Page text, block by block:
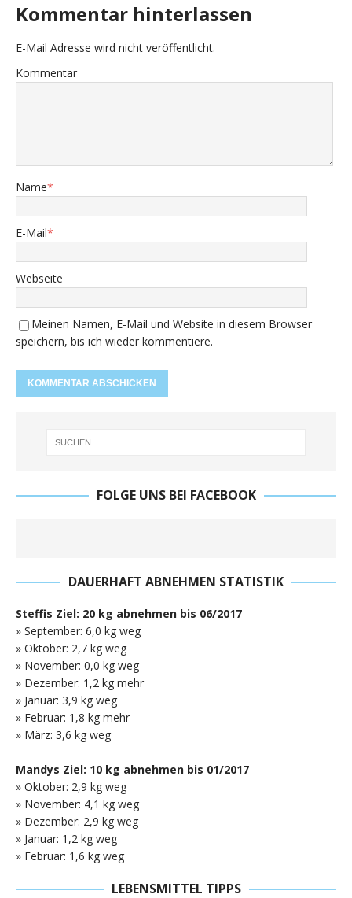
Kommentar hinterlassen
E-Mail Adresse wird nicht veröffentlicht.
Kommentar
Name*
E-Mail*
Webseite
Meinen Namen, E-Mail und Website in diesem Browser
speichern, bis ich wieder kommentiere.
FOLGE UNS BEI FACEBOOK
DAUERHAFT ABNEHMEN STATISTIK
Steffis Ziel: 20 kg abnehmen bis 06/2017
» September: 6,0 kg weg
» Oktober: 2,7 kg weg
» November: 0,0 kg weg
» Dezember: 1,2 kg mehr
» Januar: 3,9 kg weg
» Februar: 1,8 kg mehr
» März: 3,6 kg weg
Mandys Ziel: 10 kg abnehmen bis 01/2017
» Oktober: 2,9 kg weg
» November: 4,1 kg weg
» Dezember: 2,9 kg weg
» Januar: 1,2 kg weg
» Februar: 1,6 kg weg
LEBENSMITTEL TIPPS